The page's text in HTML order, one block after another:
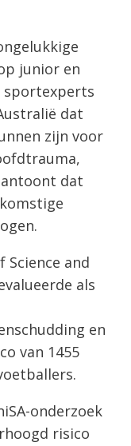
junior en
sportexperts
dat
zijn voor
dat
Science and
als
en
van 1455
onderzoek
risico